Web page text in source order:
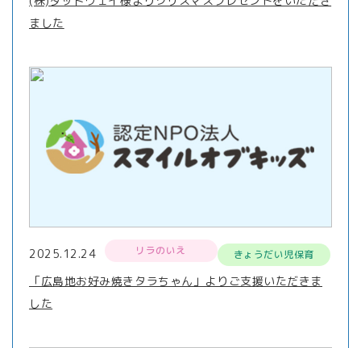
ました
2025.12.24 リラのいえ きょうだい児保育
「広島地お好み焼きタラちゃん」よりご支援いただきま
した